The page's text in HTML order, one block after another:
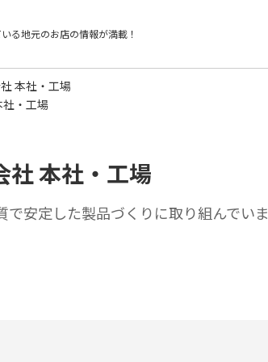
る地元のお店の情報が満載！
本社・工場
・工場
社 本社・工場
で安定した製品づくりに取り組んでいま